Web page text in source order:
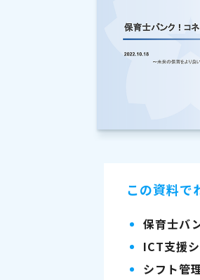
この資料で
保育士バ
ICT支援
シフト管